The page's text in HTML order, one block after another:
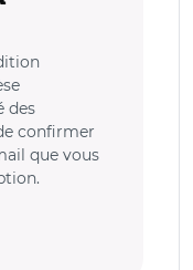
des
confirmer
que vous